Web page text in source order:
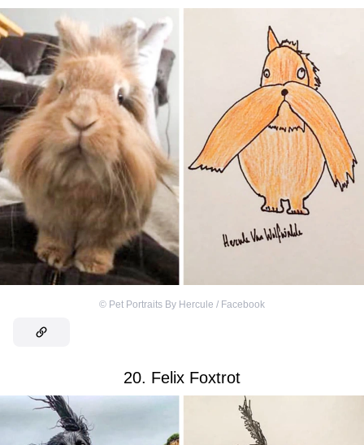
© Pet Portraits By Hercule / Facebook
20. Felix Foxtrot